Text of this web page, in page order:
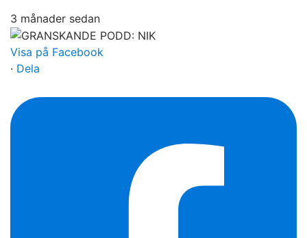
3 månader sedan
Visa på Facebook
· Dela